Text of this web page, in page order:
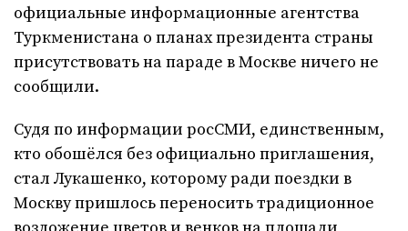
официальные информационные агентства
Туркменистана о планах президента страны
присутствовать на параде в Москве ничего не
сообщили.
Судя по информации росСМИ, единственным,
кто обошёлся без официально приглашения,
стал Лукашенко, которому ради поездки в
Москву пришлось переносить традиционное